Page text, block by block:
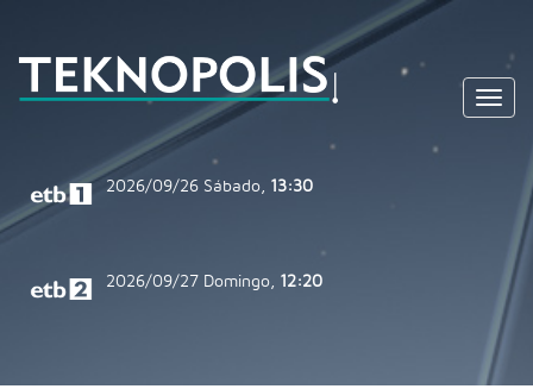
2026/09/26 Sábado, 13:30
2026/09/27 Domingo, 12:20